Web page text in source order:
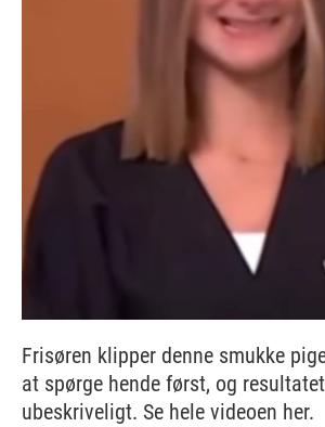
Frisøren klipper denne smukke
at spørge hende først, og
ubeskriveligt. Se hele videoen her.